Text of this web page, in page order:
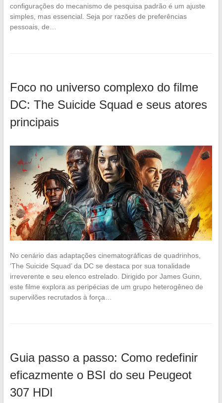
configurações do mecanismo de pesquisa padrão é um ajuste
simples, mas essencial. Seja por razões de preferências
pessoais, de…
Foco no universo complexo do filme
DC: The Suicide Squad e seus atores
principais
No cenário das adaptações cinematográficas de quadrinhos,
‘The Suicide Squad’ da DC se destaca por sua tonalidade
irreverente e seu elenco estrelado. Dirigido por James Gunn,
este filme explora as peripécias de um grupo heterogêneo de
supervilões recrutados à força…
Guia passo a passo: Como redefinir
eficazmente o BSI do seu Peugeot
307 HDI